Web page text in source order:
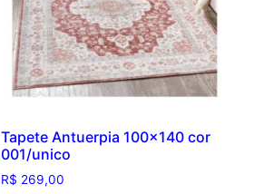
Tapete Antuerpia 100×140 cor
001/unico
R$ 269,00